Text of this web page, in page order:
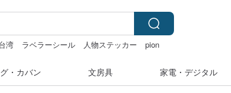
湾 ラベラーシール 人物ステッカー
pion
・カバン 文房具 家電・デジタル